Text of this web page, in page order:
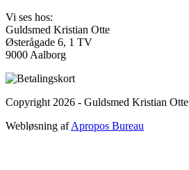
Vi ses hos:
Guldsmed Kristian Otte
Østerågade 6, 1 TV
9000 Aalborg
Copyright 2026 - Guldsmed Kristian Otte
Webløsning afApropos Bureau